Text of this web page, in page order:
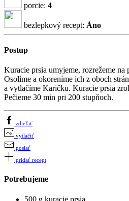
porcie: 4
bezlepkový recept: Áno
Postup
Kuracie prsia umyjeme, rozrežeme na
Osolíme a okoreníme ich z oboch
a vytlačíme Karičku. Kuracie prsia
Pečieme 30 min pri 200 stupňoch.
zdieľať
vytlačiť
poslať
pridať recept
Potrebujeme
500 g kuracie prsia